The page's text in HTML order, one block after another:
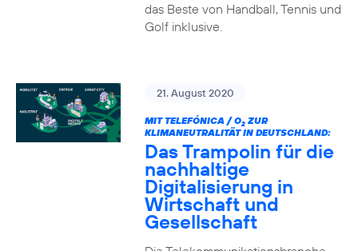
das Beste von Handball, Tennis und
Golf inklusive.
21. August 2020
MIT TELEFÓNICA / O2ZUR
KLIMANEUTRALITÄT IN DEUTSCHLAND:
Das Trampolin für die
nachhaltige
Digitalisierung in
Wirtschaft und
Gesellschaft